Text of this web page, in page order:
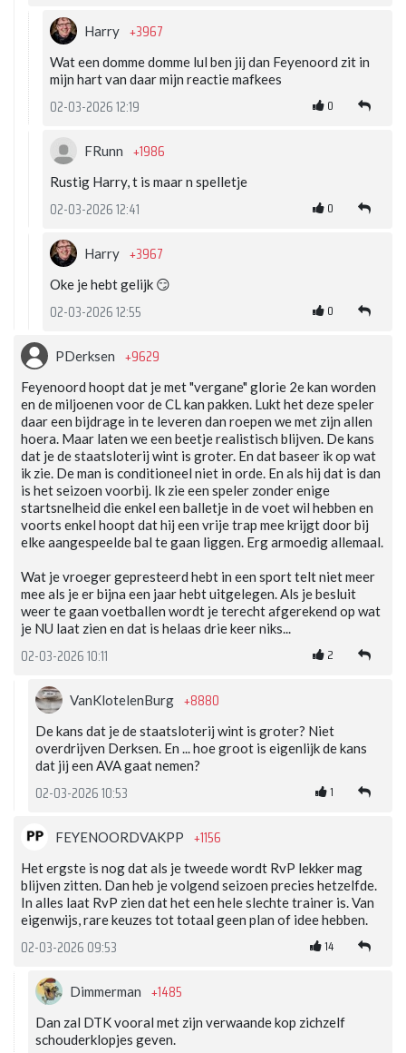
Harry +3967
Wat een domme domme lul ben jij dan Feyenoord zit in
mijn hart van daar mijn reactie mafkees
02-03-2026 12:19 0
FRunn +1986
Rustig Harry, t is maar n spelletje
02-03-2026 12:41 0
Harry +3967
Oke je hebt gelijk 😏
02-03-2026 12:55 0
PDerksen +9629
Feyenoord hoopt dat je met "vergane" glorie 2e kan worden
en de miljoenen voor de CL kan pakken. Lukt het deze speler
daar een bijdrage in te leveren dan roepen we met zijn allen
hoera. Maar laten we een beetje realistisch blijven. De kans
dat je de staatsloterij wint is groter. En dat baseer ik op wat
ik zie. De man is conditioneel niet in orde. En als hij dat is dan
is het seizoen voorbij. Ik zie een speler zonder enige
startsnelheid die enkel een balletje in de voet wil hebben en
voorts enkel hoopt dat hij een vrije trap mee krijgt door bij
elke aangespeelde bal te gaan liggen. Erg armoedig allemaal.
Wat je vroeger gepresteerd hebt in een sport telt niet meer
mee als je er bijna een jaar hebt uitgelegen. Als je besluit
weer te gaan voetballen wordt je terecht afgerekend op wat
je NU laat zien en dat is helaas drie keer niks...
02-03-2026 10:11 2
VanKlotelenBurg +8880
De kans dat je de staatsloterij wint is groter? Niet
overdrijven Derksen. En ... hoe groot is eigenlijk de kans
dat jij een AVA gaat nemen?
02-03-2026 10:53 1
FEYENOORDVAKPP +1156
Het ergste is nog dat als je tweede wordt RvP lekker mag
blijven zitten. Dan heb je volgend seizoen precies hetzelfde.
In alles laat RvP zien dat het een hele slechte trainer is. Van
eigenwijs, rare keuzes tot totaal geen plan of idee hebben.
02-03-2026 09:53 14
Dimmerman +1485
Dan zal DTK vooral met zijn verwaande kop zichzelf
schouderklopjes geven.